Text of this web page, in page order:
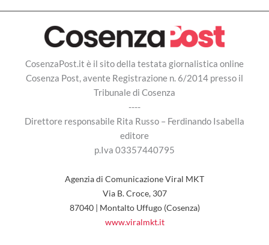
CosenzaPost.it è il sito della testata giornalistica online
Cosenza Post, avente Registrazione n. 6/2014 presso il
Tribunale di Cosenza
----
Direttore responsabile Rita Russo – Ferdinando Isabella
editore
p.Iva 03357440795
Agenzia di Comunicazione Viral MKT
Via B. Croce, 307
87040 | Montalto Uffugo (Cosenza)
www.viralmkt.it